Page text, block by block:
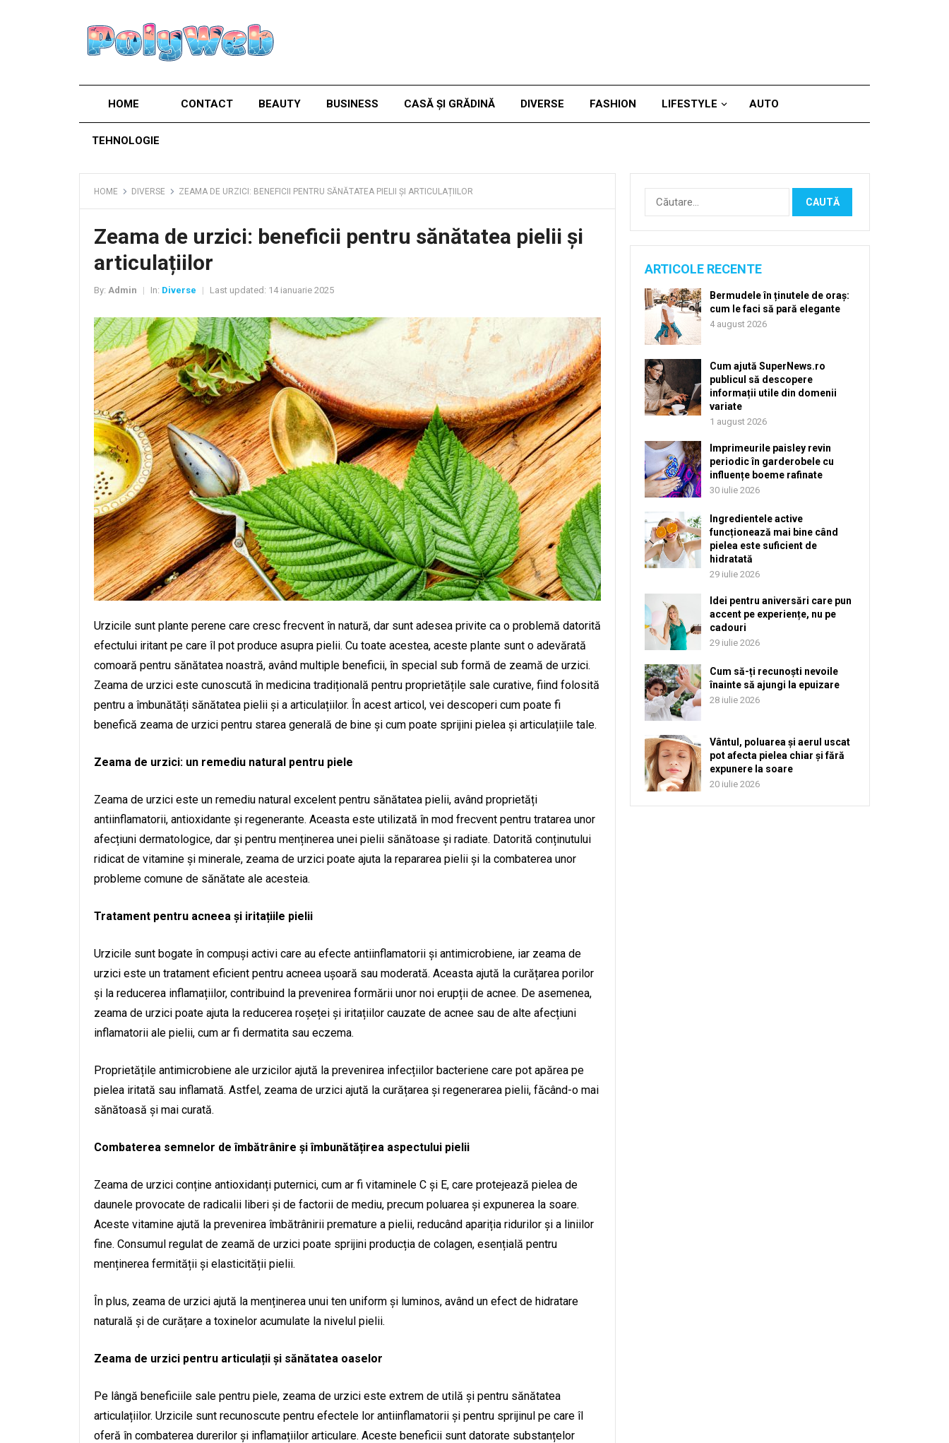
HOME CONTACT BEAUTY BUSINESS CASĂ ȘI GRĂDINĂ DIVERSE FASHION LIFESTYLE AUTO
TEHNOLOGIE
HOME DIVERSE ZEAMA DE URZICI: BENEFICII PENTRU SĂNĂTATEA PIELII ȘI ARTICULAȚIILOR
Zeama de urzici: beneficii pentru sănătatea pielii și
articulațiilor
By: Admin In: Diverse Last updated: 14 ianuarie 2025
Urzicile sunt plante perene care cresc frecvent în natură, dar sunt adesea privite ca o problemă datorită
efectului iritant pe care îl pot produce asupra pielii. Cu toate acestea, aceste plante sunt o adevărată
comoară pentru sănătatea noastră, având multiple beneficii, în special sub formă de zeamă de urzici.
Zeama de urzici este cunoscută în medicina tradițională pentru proprietățile sale curative, fiind folosită
pentru a îmbunătăți sănătatea pielii și a articulațiilor. În acest articol, vei descoperi cum poate fi
benefică zeama de urzici pentru starea generală de bine și cum poate sprijini pielea și articulațiile tale.
Zeama de urzici: un remediu natural pentru piele
Zeama de urzici este un remediu natural excelent pentru sănătatea pielii, având proprietăți
antiinflamatorii, antioxidante și regenerante. Aceasta este utilizată în mod frecvent pentru tratarea unor
afecțiuni dermatologice, dar și pentru menținerea unei pielii sănătoase și radiate. Datorită conținutului
ridicat de vitamine și minerale, zeama de urzici poate ajuta la repararea pielii și la combaterea unor
probleme comune de sănătate ale acesteia.
Tratament pentru acneea și iritațiile pielii
Urzicile sunt bogate în compuși activi care au efecte antiinflamatorii și antimicrobiene, iar zeama de
urzici este un tratament eficient pentru acneea ușoară sau moderată. Aceasta ajută la curățarea porilor
și la reducerea inflamațiilor, contribuind la prevenirea formării unor noi erupții de acnee. De asemenea,
zeama de urzici poate ajuta la reducerea roșeței și iritațiilor cauzate de acnee sau de alte afecțiuni
inflamatorii ale pielii, cum ar fi dermatita sau eczema.
Proprietățile antimicrobiene ale urzicilor ajută la prevenirea infecțiilor bacteriene care pot apărea pe
pielea iritată sau inflamată. Astfel, zeama de urzici ajută la curățarea și regenerarea pielii, făcând-o mai
sănătoasă și mai curată.
Combaterea semnelor de îmbătrânire și îmbunătățirea aspectului pielii
Zeama de urzici conține antioxidanți puternici, cum ar fi vitaminele C și E, care protejează pielea de
daunele provocate de radicalii liberi și de factorii de mediu, precum poluarea și expunerea la soare.
Aceste vitamine ajută la prevenirea îmbătrânirii premature a pielii, reducând apariția ridurilor și a liniilor
fine. Consumul regulat de zeamă de urzici poate sprijini producția de colagen, esențială pentru
menținerea fermității și elasticității pielii.
În plus, zeama de urzici ajută la menținerea unui ten uniform și luminos, având un efect de hidratare
naturală și de curățare a toxinelor acumulate la nivelul pielii.
Zeama de urzici pentru articulații și sănătatea oaselor
Pe lângă beneficiile sale pentru piele, zeama de urzici este extrem de utilă și pentru sănătatea
articulațiilor. Urzicile sunt recunoscute pentru efectele lor antiinflamatorii și pentru sprijinul pe care îl
oferă în combaterea durerilor și inflamațiilor articulare. Aceste beneficii sunt datorate substanțelor
Caută
după:
ARTICOLE RECENTE
Bermudele în ținutele de oraș:
cum le faci să pară elegante
4 august 2026
Cum ajută SuperNews.ro
publicul să descopere
informații utile din domenii
variate
1 august 2026
Imprimeurile paisley revin
periodic în garderobele cu
influențe boeme rafinate
30 iulie 2026
Ingredientele active
funcționează mai bine când
pielea este suficient de
hidratată
29 iulie 2026
Idei pentru aniversări care pun
accent pe experiențe, nu pe
cadouri
29 iulie 2026
Cum să-ți recunoști nevoile
înainte să ajungi la epuizare
28 iulie 2026
Vântul, poluarea și aerul uscat
pot afecta pielea chiar și fără
expunere la soare
20 iulie 2026